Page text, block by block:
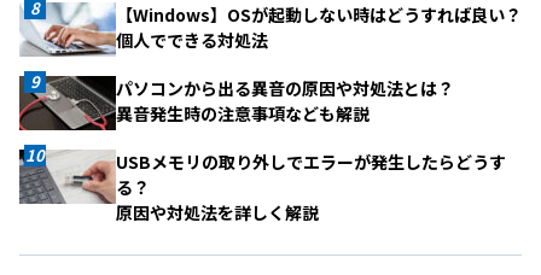
【Windows】OSが起動しない時はどうすれば良い？
個人でできる対処法
パソコンから出る異音の原因や対処法とは？
異音発生時の注意事項なども解説
USBメモリの取り外しでエラーが発生したらどうす
る？
原因や対処法を詳しく解説